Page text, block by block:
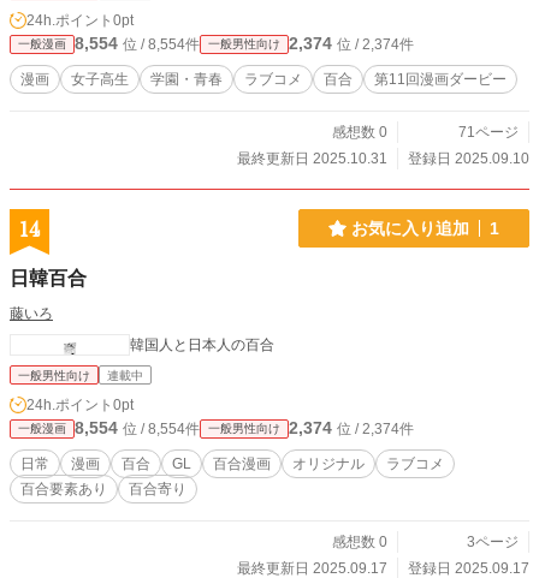
のぼの日常系
24h.ポイント 0pt
一般漫画 8,554 位 / 8,554件 一般男性向け 2,374 位 / 2,374件
漫画 女子高生 学園・青春 ラブコメ 百合 第11回漫画ダービー
感想数 0
71ページ
最終更新日 2025.10.31
登録日 2025.09.10
14 お気に入り追加 1
日韓百合
藤いろ
韓国人と日本人の百合
一般男性向け 連載中
24h.ポイント 0pt
一般漫画 8,554 位 / 8,554件 一般男性向け 2,374 位 / 2,374件
日常 漫画 百合 GL 百合漫画 オリジナル
ラブコメ
百合要素あり
百合寄り
感想数 0
3ページ
最終更新日 2025.09.17
登録日 2025.09.17